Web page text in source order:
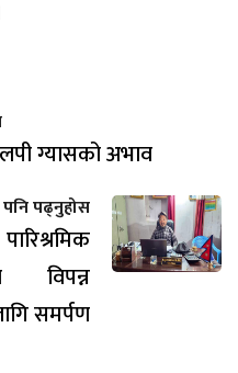
ग्यासको अभाव
पढ्नुहोस
विपन्न
समर्पण